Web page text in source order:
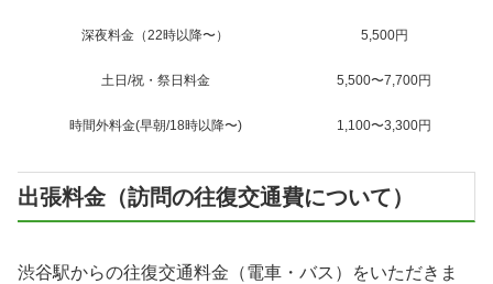
深夜料金（22時以降〜） 5,500円
土日/祝・祭日料金 5,500〜7,700円
時間外料金(早朝/18時以降〜) 1,100〜3,300円
出張料金（訪問の往復交通費について）
渋谷駅からの往復交通料金（電車・バス）をいただきま